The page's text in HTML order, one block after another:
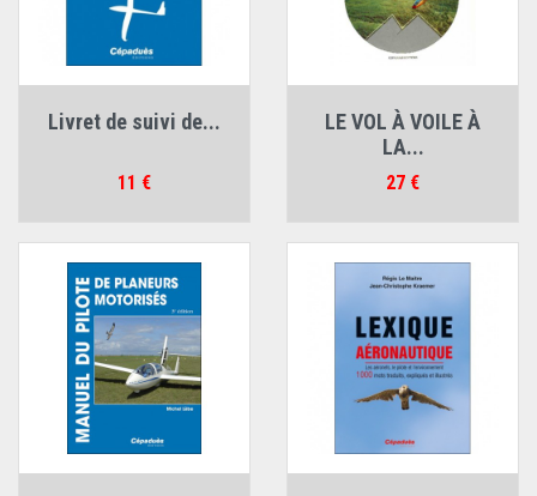
Livret de suivi de...
Prix
11 €
LE VOL À VOILE À
LA...
Prix
27 €